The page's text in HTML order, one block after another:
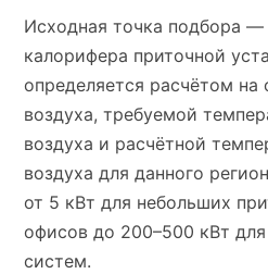
Исходная точка подбора
калорифера приточной
определяется расчётом на
воздуха, требуемой
воздуха и расчётной
воздуха для данного
от 5 кВт для небольших
офисов до 200–500 кВт
систем.